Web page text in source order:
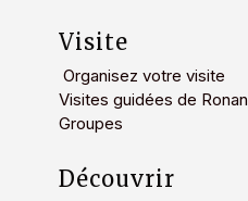
Visite
Organisez votre visite
Visites guidées de Ronan
Groupes
Découvrir